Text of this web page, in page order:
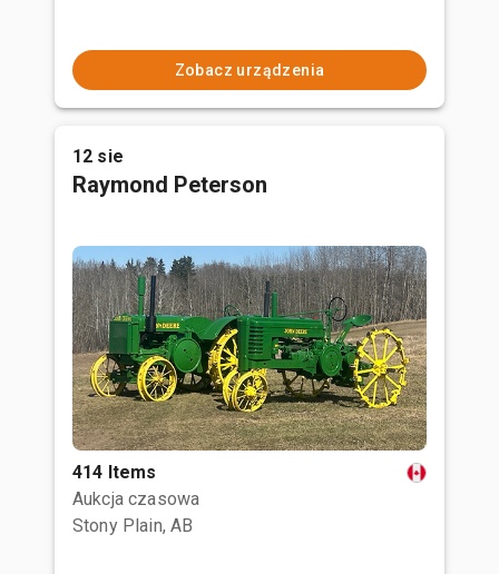
Zobacz urządzenia
12 sie
Raymond Peterson
414 Items
Aukcja czasowa
Stony Plain, AB